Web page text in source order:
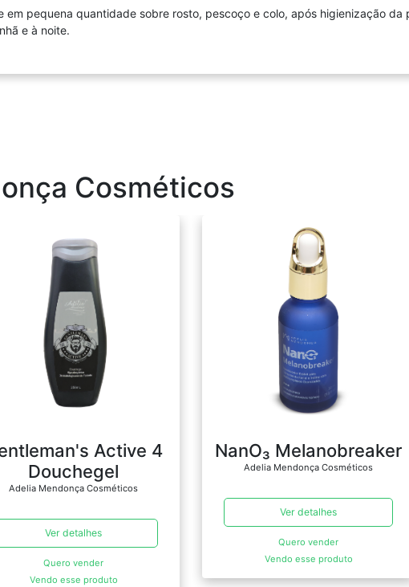
em pequena quantidade sobre rosto, pescoço e colo, após higienização
e à noite.
Cosméticos
Active 4
Douchegel
Adelia Mendonça Cosméticos
Ver detalhes
Quero vender
Vendo esse produto
NanO₃ Melanobreaker
Adelia Mendonça Cosméticos
Ver detalhes
Quero vender
Vendo esse produto